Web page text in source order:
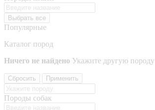
Выбрать все
Популярные
Каталог пород
Ничего не найдено Укажите другую породу
Сбросить Применить
Породы собак